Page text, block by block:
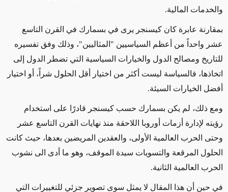
والخدمات المالية.
بمقارنة عابرة كان كيسنجر يرى في بسمارك في القرن التاسع
عشر واحداً من أعظم السياسيين "المثاليين"، وذلك وفق تفسيره
للتاريخ ومصالح الدول والخيارات السياسية التي تضطر الدول إلى
اتخاذها، فالسياسة ليست أكثر من اختيار أقل الحلول شراً، أو اختيار
أفضل الخيارات السيئة.
ومع ذلك، لم يكن بسمارك حسب كيسنجر قادرًا على استخدام
رؤيته لإدارة أزمات أوروبا اللاحقة منذ نهايات القرن التاسع عشر
وحتى الحرب العالمية الأولى، والعقدين المريضين بعدها، حيث كانت
الحلول المرقعة والتسويات سيدة الموقف، وهو ما أدى الى نشوب
الحرب العالمية الثانية.
في حين أن هذا المقال لا يمثل سوى تصوير جزئي للتغييرات التي